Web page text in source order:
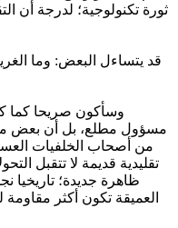
ثورة تكنولوجية؛ لدرجة أن
قد يتساءل البعض: وما
وسأكون صريحا كما
مسؤول مطلع، بل أن بعض
من أصحاب الخلفيات
تقليدية قديمة لا تتقبل
ظاهرة جديدة؛ تاريخيا
العميقة تكون أكثر